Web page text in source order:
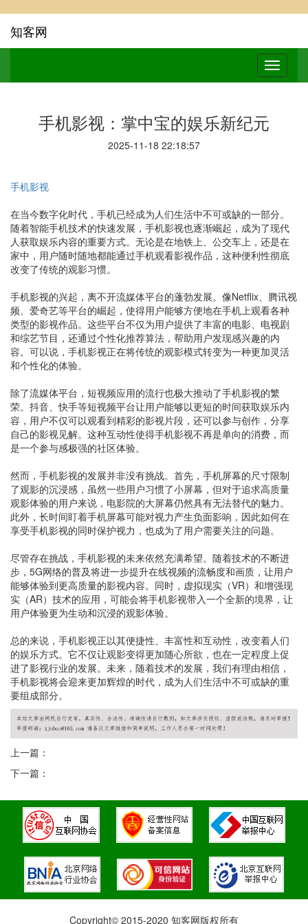
知客网
手机影视：掌中宝的娱乐新纪元
2025-11-18 22:18:57
手机影视
在当今数字化时代，手机已经成为人们生活中不可或缺的一部分。
随着智能手机技术的快速发展，手机影视也逐渐崛起，成为了现代
人获取娱乐内容的重要方式。无论是在地铁上、公交车上，还是在
家中，用户随时随地都能通过手机观看影视作品，这种便利性彻底
改变了传统的观影习惯。
手机影视的兴起，离不开流媒体平台的蓬勃发展。像Netflix、腾讯视
频、爱奇艺等平台的崛起，使得用户能够方便地在手机上观看各种
类型的影视作品。这些平台不仅为用户提供了丰富的电影、电视剧
和综艺节目，还通过个性化推荐算法，帮助用户发现感兴趣的内
容。可以说，手机影视正在将传统的观影模式转变为一种更加灵活
和个性化的体验。
除了流媒体平台，短视频应用的流行也极大推动了手机影视的繁
荣。抖音、快手等短视频平台让用户能够以更短的时间获取娱乐内
容，用户不仅可以观看到精彩的影视片段，还可以参与创作，分享
自己的影视见解。这种互动性使得手机影视不再是单向的消费，而
是一个参与感极强的社区体验。
然而，手机影视的发展并非没有挑战。首先，手机屏幕的尺寸限制
了观影的沉浸感，虽然一些用户习惯了小屏幕，但对于追求高质量
观影体验的用户来说，电影院的大屏幕仍然具有无法替代的魅力。
此外，长时间盯着手机屏幕可能对视力产生负面影响，因此如何在
享受手机影视的同时保护视力，也成为了用户需要关注的问题。
尽管存在挑战，手机影视的未来依然充满希望。随着技术的不断进
步，5G网络的普及将进一步提升在线视频的流畅度和画质，让用户
能够体验到更高质量的影视内容。同时，虚拟现实（VR）和增强现
实（AR）技术的应用，可能会将手机影视带入一个全新的境界，让
用户体验更为生动和沉浸的观影体验。
总的来说，手机影视正以其便捷性、丰富性和互动性，改变着人们
的娱乐方式。它不仅让观影变得更加随心所欲，也在一定程度上促
进了影视行业的发展。未来，随着技术的发展，我们有理由相信，
手机影视将会迎来更加辉煌的时代，成为人们生活中不可或缺的重
要组成部分。
上一篇：
下一篇：
Copyright© 2015-2020 知客网版权所有